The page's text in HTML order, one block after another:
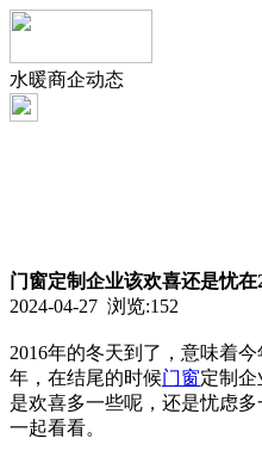
水暖商企动态
门窗定制企业该欢喜还是忧在
2024-04-27 浏览:152
2016年的冬天到了，意味着
年，在结尾的时候门窗定制企
是欢喜多一些呢，还是忧虑
一起看看。